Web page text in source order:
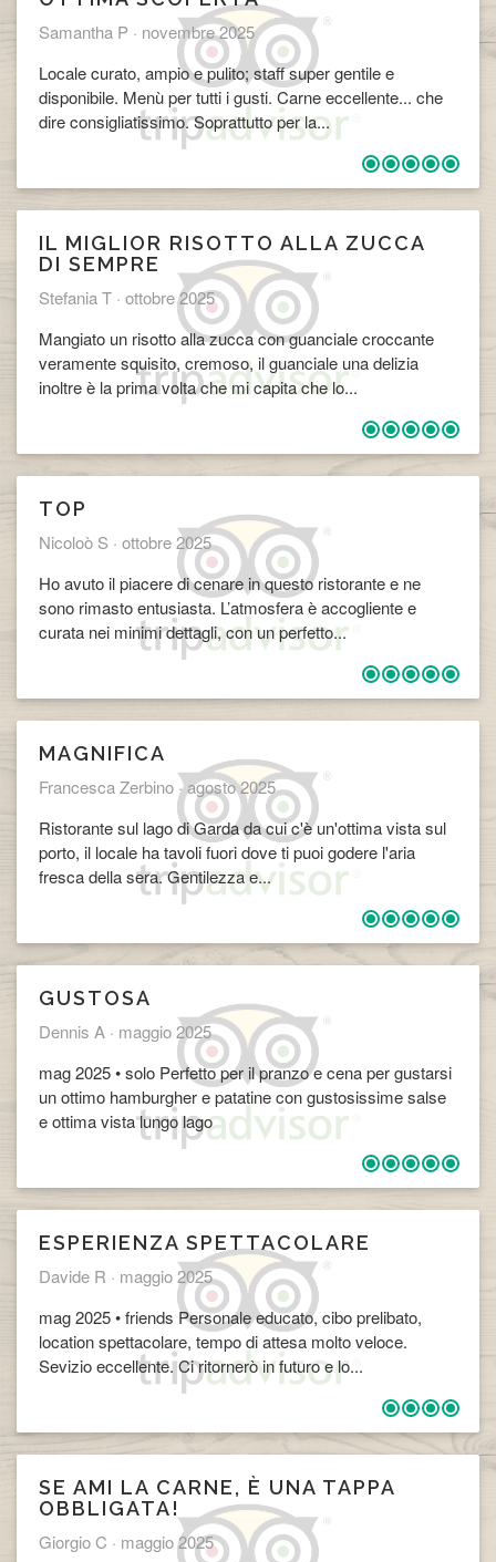
Samantha P · novembre 2025
Locale curato, ampio e pulito; staff super gentile e
disponibile. Menù per tutti i gusti. Carne eccellente... che
dire consigliatissimo. Soprattutto per la...
​IL MIGLIOR RISOTTO ALLA ZUCCA
DI SEMPRE
Stefania T · ottobre 2025
Mangiato un risotto alla zucca con guanciale croccante
veramente squisito, cremoso, il guanciale una delizia
inoltre è la prima volta che mi capita che lo...
TOP
Nicoloò S · ottobre 2025
Ho avuto il piacere di cenare in questo ristorante e ne
sono rimasto entusiasta. L’atmosfera è accogliente e
curata nei minimi dettagli, con un perfetto...
MAGNIFICA
Francesca Zerbino ·agosto 2025
Ristorante sul lago di Garda da cui c'è un'ottima vista sul
porto, il locale ha tavoli fuori dove ti puoi godere l'aria
fresca della sera. Gentilezza e...
​GUSTOSA
Dennis A · maggio 2025
mag 2025 • solo Perfetto per il pranzo e cena per gustarsi
un ottimo hamburgher e patatine con gustosissime salse
e ottima vista lungo lago
​ESPERIENZA SPETTACOLARE
Davide R · maggio 2025
mag 2025 • friends Personale educato, cibo prelibato,
location spettacolare, tempo di attesa molto veloce.
Sevizio eccellente. Ci ritornerò in futuro e lo...
​SE AMI LA CARNE, È UNA TAPPA
OBBLIGATA!
Giorgio C · maggio 2025